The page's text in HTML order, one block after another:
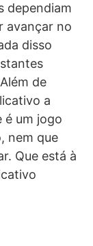
dependiam
avançar no
disso
de
a
é um jogo
nem que
Que está à